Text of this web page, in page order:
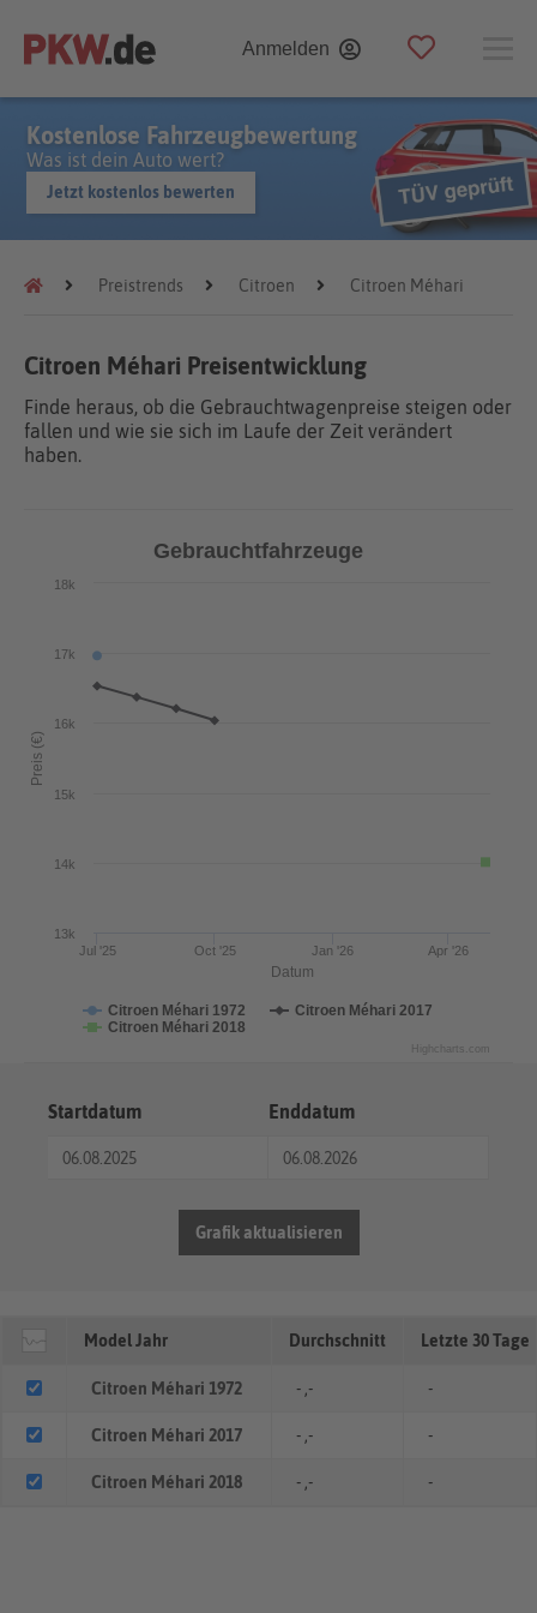
Anmelden
Kostenlose Fahrzeugbewertung
Was ist dein Auto wert?
Jetzt kostenlos bewerten
Preistrends Citroen Citroen Méhari
Citroen Méhari Preisentwicklung
Finde heraus, ob die Gebrauchtwagenpreise steigen oder
fallen und wie sie sich im Laufe der Zeit verändert
haben.
Datum
Preis (€)
Gebrauchtfahrzeuge
Citroen Méhari 1972
Citroen Méhari 2017
Citroen Méhari 2018
Jan '26
Jul '25 Oct '25 Apr '26
16k
17k
13k
14k
15k
18k
Highcharts.com
Startdatum Enddatum
Grafik aktualisieren
Model Jahr Durchschnitt Letzte 30 Tage
Citroen Méhari 1972 - ,- -
Citroen Méhari 2017 - ,- -
Citroen Méhari 2018 - ,- -